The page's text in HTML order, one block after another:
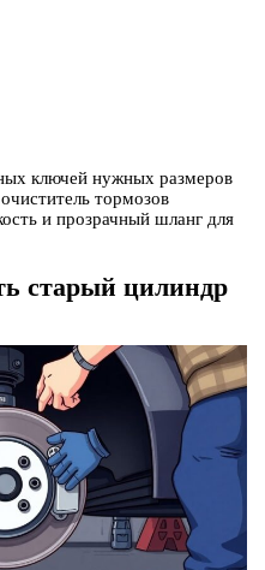
ключей нужных размеров
тормозов
и прозрачный шланг для
старый цилиндр